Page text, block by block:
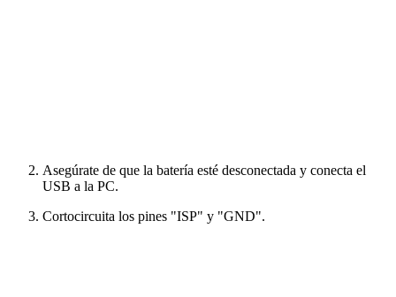
Asegúrate de que la batería esté desconectada y conecta el
USB a la PC.
Cortocircuita los pines "ISP" y "GND".